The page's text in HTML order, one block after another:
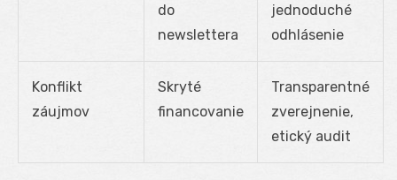
do
newslettera
jednoduché
odhlásenie
Konflikt
záujmov
Skryté
financovanie
Transparentné
zverejnenie,
etický audit